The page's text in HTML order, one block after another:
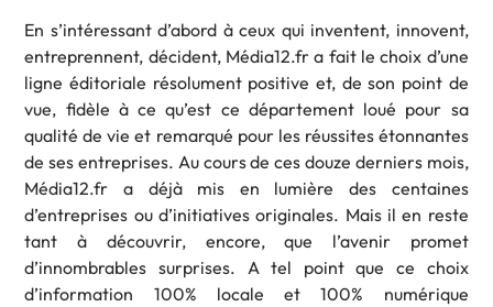
En s’intéressant d’abord à ceux qui inventent, innovent,
entreprennent, décident, Média12.fr a fait le choix d’une
ligne éditoriale résolument positive et, de son point de
vue, fidèle à ce qu’est ce département loué pour sa
qualité de vie et remarqué pour les réussites étonnantes
de ses entreprises. Au cours de ces douze derniers mois,
Média12.fr a déjà mis en lumière des centaines
d’entreprises ou d’initiatives originales. Mais il en reste
tant à découvrir, encore, que l’avenir promet
d’innombrables surprises. A tel point que ce choix
d’information 100% locale et 100% numérique